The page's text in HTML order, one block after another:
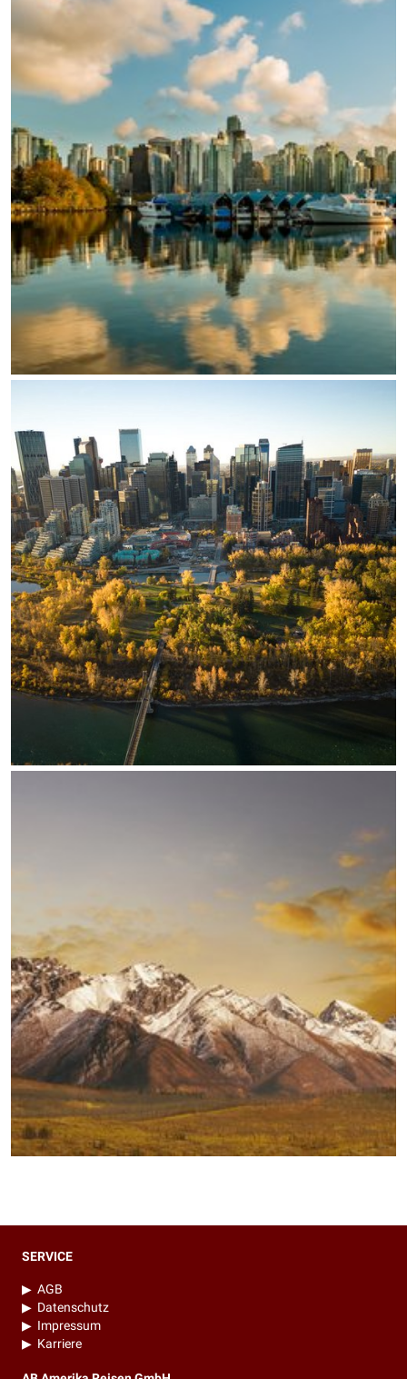
SERVICE
▶ AGB
▶ Datenschutz
▶ Impressum
▶ Karriere